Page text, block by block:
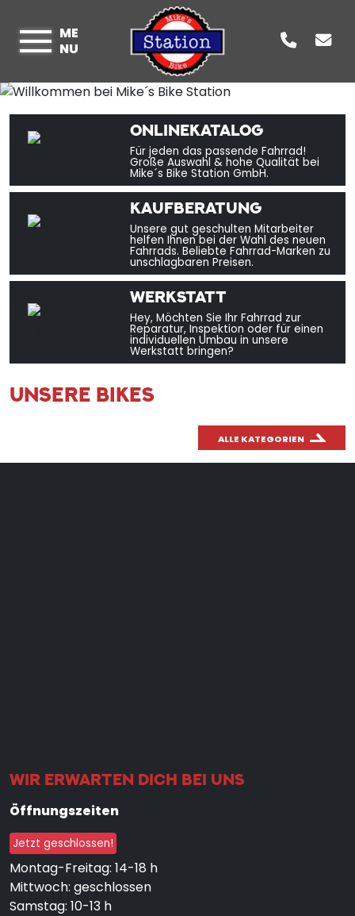
ME
NU
ONLINEKATALOG
Für jeden das passende Fahrrad!
Große Auswahl & hohe Qualität bei
Mike´s Bike Station GmbH.
KAUFBERATUNG
Unsere gut geschulten Mitarbeiter
helfen Ihnen bei der Wahl des neuen
Fahrrads. Beliebte Fahrrad-Marken zu
unschlagbaren Preisen.
WERKSTATT
Hey, Möchten Sie Ihr Fahrrad zur
Reparatur, Inspektion oder für einen
individuellen Umbau in unsere
Werkstatt bringen?
UNSERE BIKES
ALLE KATEGORIEN
WIR ERWARTEN DICH BEI UNS
Öffnungszeiten
Jetzt geschlossen!
Montag-Freitag: 14-18 h
Mittwoch: geschlossen
Samstag: 10-13 h